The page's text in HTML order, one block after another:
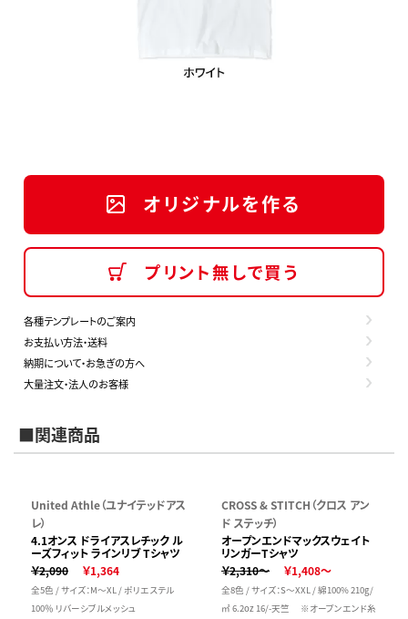
オリジナルを作る
プリント無しで買う
各種テンプレートのご案内
お支払い方法・送料
納期について・お急ぎの方へ
大量注文・法人のお客様
■関連商品
United Athle（ユナイテッドアス
レ）
4.1オンス ドライアスレチック ル
ーズフィット ラインリブ Tシャツ
￥2,090
￥1,364
全5色 / サイズ：M～XL / ポリエステル
100％ リバーシブルメッシュ
CROSS & STITCH（クロス アン
ド ステッチ）
オープンエンドマックスウェイト
リンガーTシャツ
￥2,310～
￥1,408～
全8色 / サイズ：S～XXL / 綿100% 210g/
㎡ 6.2oz 16/-天竺 ※オープンエンド糸